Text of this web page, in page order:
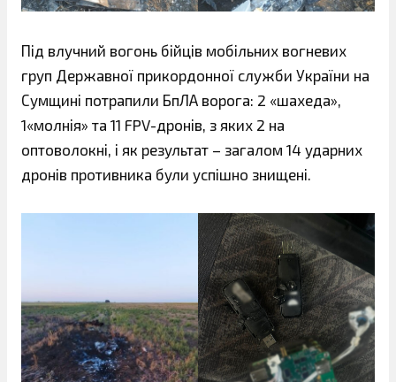
Під влучний вогонь бійців мобільних вогневих
груп Державної прикордонної служби України на
Сумщині потрапили БпЛА ворога: 2 «шахеда»,
1«молнія» та 11 FPV-дронів, з яких 2 на
оптоволокні, і як результат – загалом 14 ударних
дронів противника були успішно знищені.